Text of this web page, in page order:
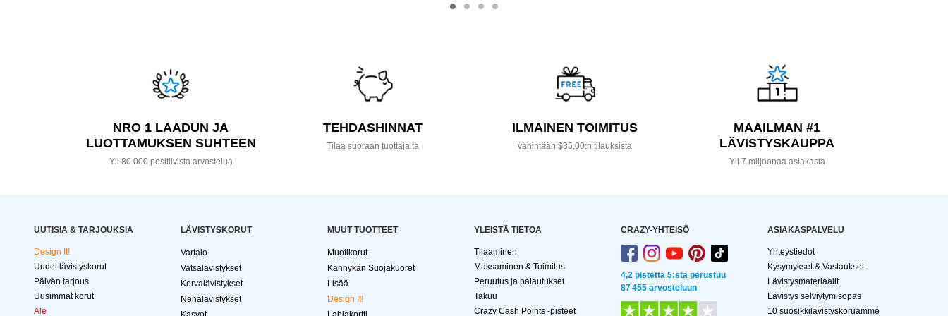
NRO 1 LAADUN JA
LUOTTAMUKSEN SUHTEEN
Yli 80 000 positiivista arvostelua
TEHDASHINNAT
Tilaa suoraan tuottajalta
ILMAINEN TOIMITUS
vähintään $35,00:n tilauksista
MAAILMAN #1
LÄVISTYSKAUPPA
Yli 7 miljoonaa asiakasta
UUTISIA & TARJOUKSIA
Design It!
Uudet lävistyskorut
Päivän tarjous
Uusimmat korut
Ale
LÄVISTYSKORUT
Vartalo
Vatsalävistykset
Korvalävistykset
Nenälävistykset
MUUT TUOTTEET
Muotikorut
Kännykän Suojakuoret
Lisää
Design It!
YLEISTÄ TIETOA
Tilaaminen
Maksaminen & Toimitus
Peruutus ja palautukset
Takuu
Crazy Cash Points -pisteet
CRAZY-YHTEISÖ
4,2 pistettä 5:stä perustuu
87 455 arvosteluun
ASIAKASPALVELU
Yhteystiedot
Kysymykset & Vastaukset
Lävistysmateriaalit
Lävistys selviytymisopas
10 suosikkilävistyskoruamme